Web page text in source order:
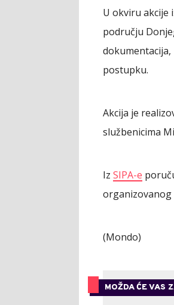
U okviru
području
postupku.
Akcija je
službenicima
Iz SIPA-e
organizovanog
(Mondo)
MOŽDA ĆE VAS